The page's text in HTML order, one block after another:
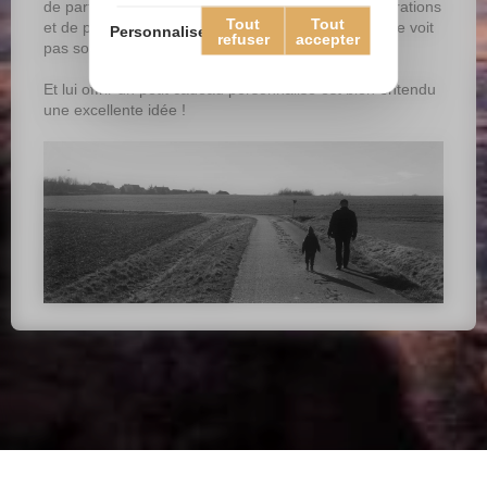
de partager un bon repas, de mêler plusieurs générations
et de procurer du bonheur à un grand-père qu’on ne voit
pas souvent.
Et lui offrir un petit cadeau personnalisé est bien entendu
une excellente idée !
Tout
accepter
Tout
refuser
Personnaliser